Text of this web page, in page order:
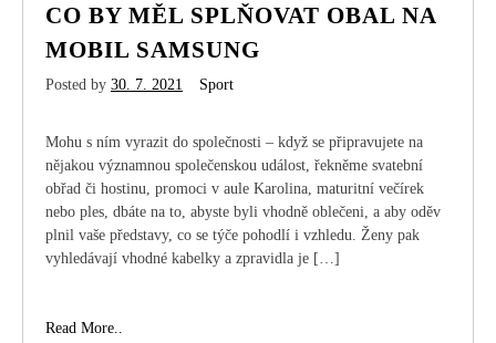
CO BY MĚL SPLŇOVAT OBAL NA
MOBIL SAMSUNG
Posted by 30. 7. 2021 Sport
Mohu s ním vyrazit do společnosti – když se připravujete na
nějakou významnou společenskou událost, řekněme svatební
obřad či hostinu, promoci v aule Karolina, maturitní večírek
nebo ples, dbáte na to, abyste byli vhodně oblečeni, a aby oděv
plnil vaše představy, co se týče pohodlí i vzhledu. Ženy pak
vyhledávají vhodné kabelky a zpravidla je […]
Read More..